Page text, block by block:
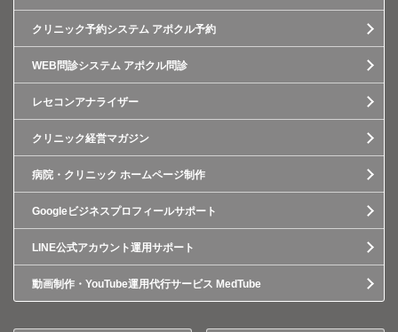
クリニック予約システム アポクル予約
WEB問診システム アポクル問診
レセコンアナライザー
クリニック経営マガジン
病院・クリニック ホームページ制作
Googleビジネスプロフィールサポート
LINE公式アカウント運用サポート
動画制作・YouTube運用代行サービス MedTube